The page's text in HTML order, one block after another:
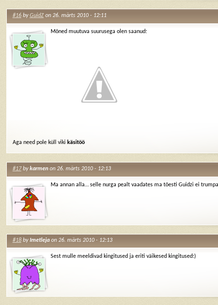
#16byGuidZon 26. märts 2010 - 12:11
Mõned muutuva suurusega olen saanud:
Aga need pole küll viki käsitöö
#17bykarmenon 26. märts 2010 - 12:13
Ma annan alla… selle nurga pealt vaadates ma tõesti Guidzi ei
#18byImetlejaon 26. märts 2010 - 12:13
Sest mulle meeldivad kingitused ja eriti väikesed kingitused:)